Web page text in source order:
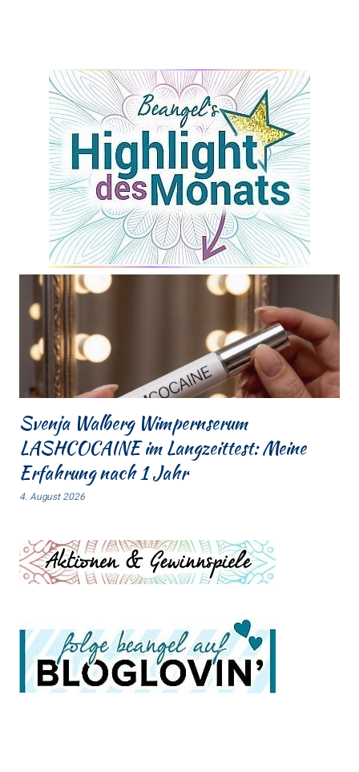
Svenja Walberg Wimpernserum
LASHCOCAINE im Langzeittest: Meine
Erfahrung nach 1 Jahr
4. August 2026